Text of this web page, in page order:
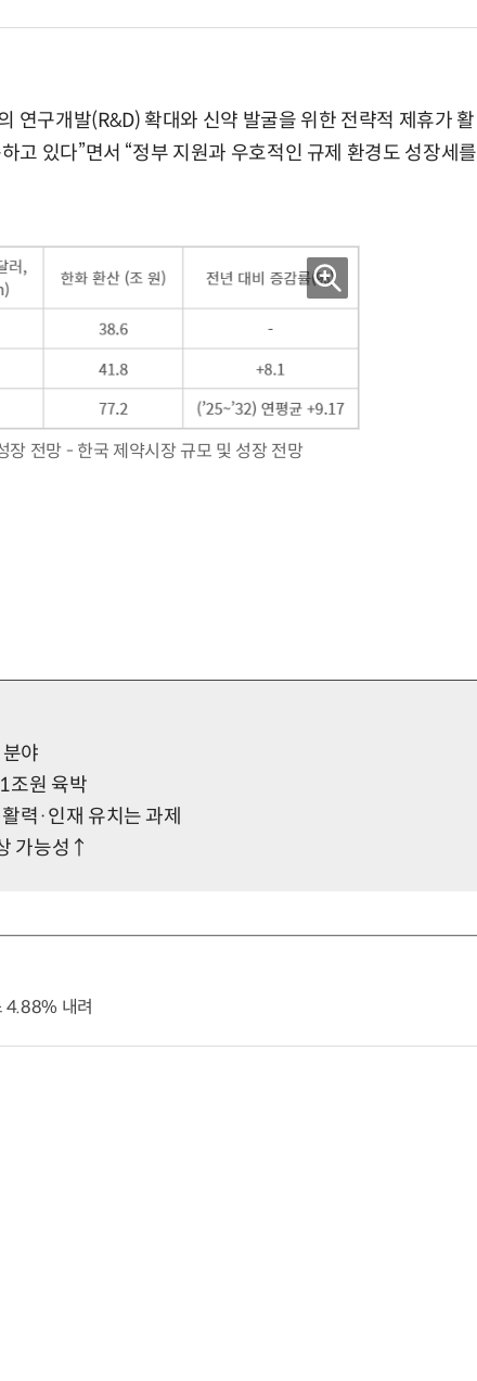
연구개발(R&D) 확대와 신약 발굴을 위한 전략적 제휴가 활
고 있다”면서 “정부 지원과 우호적인 규제 환경도 성장세를
장 전망 - 한국 제약시장 규모 및 성장 전망
야
조원 육박
력·인재 유치는 과제
가능성↑
4.88% 내려